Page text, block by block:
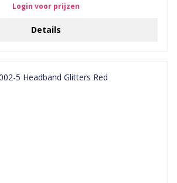
Login voor prijzen
Details